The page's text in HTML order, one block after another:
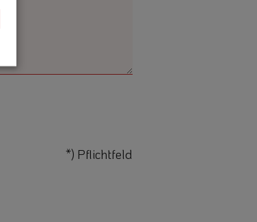
*) Pflichtfeld